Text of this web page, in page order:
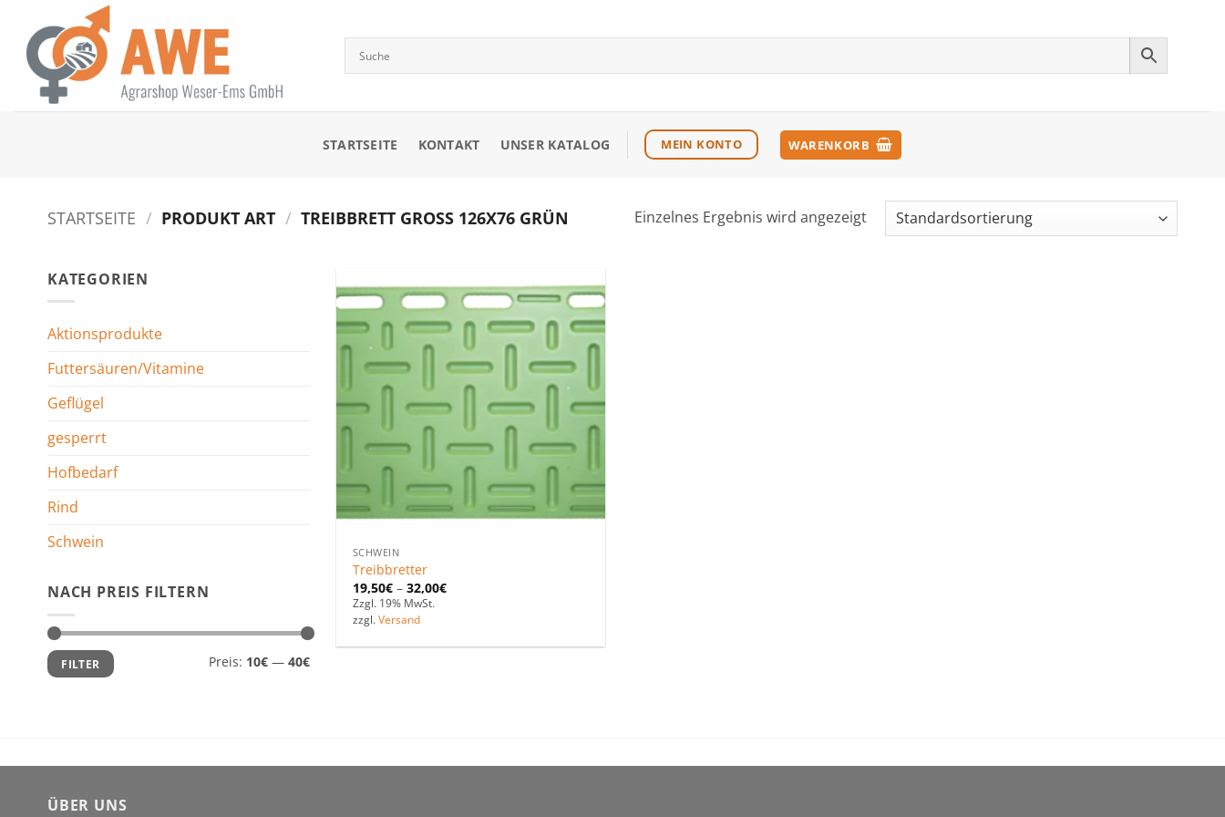
Inhalt
springen
STARTSEITE KONTAKT UNSER KATALOG MEIN KONTO WARENKORB
STARTSEITE / PRODUKT ART / TREIBBRETT GROSS 126X76 GRÜN Einzelnes Ergebnis wird angezeigt
KATEGORIEN
Aktionsprodukte
Futtersäuren/Vitamine
Geflügel
gesperrt
Hofbedarf
Rind
Schwein
NACH PREIS FILTERN
Min.
Preis
Max.
Preis
FILTER Preis: 10€— 40€
Zu den
Favoriten
hinzufügen
SCHWEIN
Treibbretter
19,50€– 32,00€
Zzgl. 19% MwSt.
zzgl. Versand
ÜBER UNS